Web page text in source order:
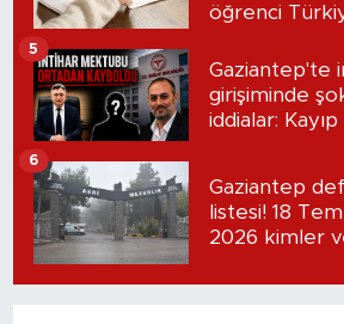
öğrenci
Gaziantep'te
girişiminde
iddialar:
5
Gaziantep
listesi! 18
2026 kimler
6